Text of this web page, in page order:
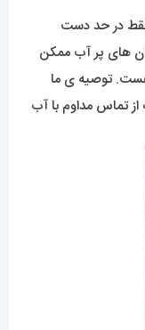
در حد دست
های پر آب ممکن
توصیه ی ما
تماس مداوم با آب